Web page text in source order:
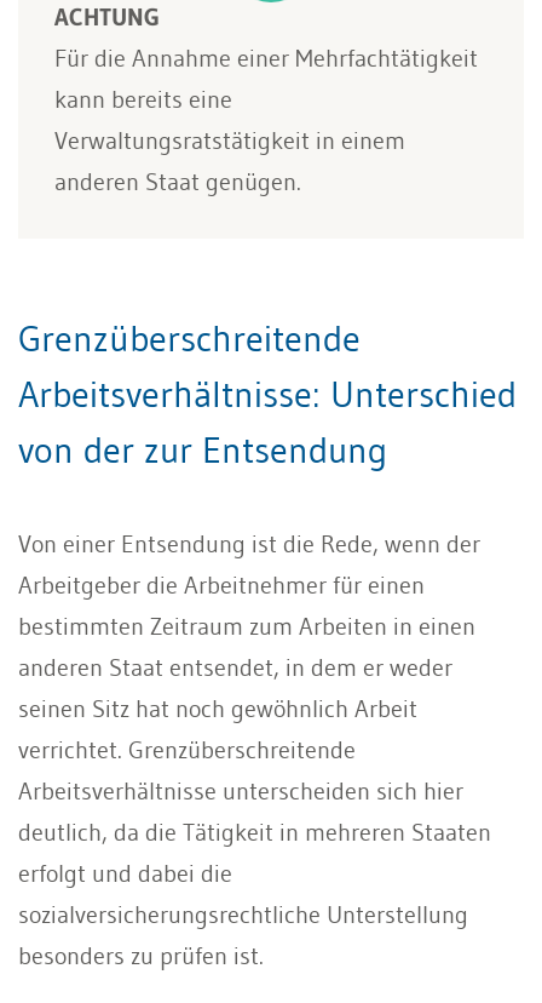
ACHTUNG
Für die Annahme einer Mehrfachtätigkeit
kann bereits eine
Verwaltungsratstätigkeit in einem
anderen Staat genügen.
Grenzüberschreitende
Arbeitsverhältnisse: Unterschied
von der zur Entsendung
Von einer Entsendung ist die Rede, wenn der
Arbeitgeber die Arbeitnehmer für einen
bestimmten Zeitraum zum Arbeiten in einen
anderen Staat entsendet, in dem er weder
seinen Sitz hat noch gewöhnlich Arbeit
verrichtet. Grenzüberschreitende
Arbeitsverhältnisse unterscheiden sich hier
deutlich, da die Tätigkeit in mehreren Staaten
erfolgt und dabei die
sozialversicherungsrechtliche Unterstellung
besonders zu prüfen ist.